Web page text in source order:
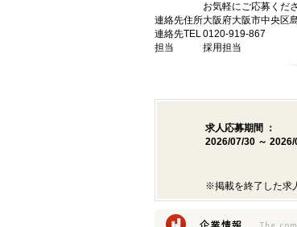
お気軽にご応募くだ
連絡先住所大阪府大阪市中央区
連絡先TEL0120-919-867
担当
採用担当
求人応募期間 ：
2026/07/30 ～ 2026/
※掲載を終了した求